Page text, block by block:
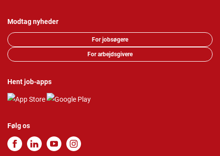
Modtag nyheder
For jobsøgere
For arbejdsgivere
Hent job-apps
Følg os